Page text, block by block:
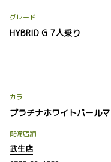
グレード
HYBRID G 7人乗り
カラー
プラチナホワイトパール
配備店舗
武生店